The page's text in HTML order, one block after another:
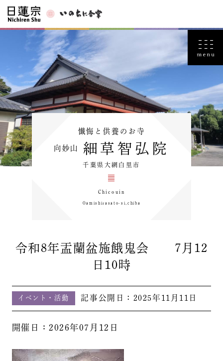
懴悔と供養のお寺
向妙山 細草智弘院
千葉県大網白里市
Chicouin
Oamishirasato-si,chiba
令和8年盂蘭盆施餓鬼会 7月12
日10時
イベント・活動 記事公開日： 2025年11月11日
開催日：2026年07月12日